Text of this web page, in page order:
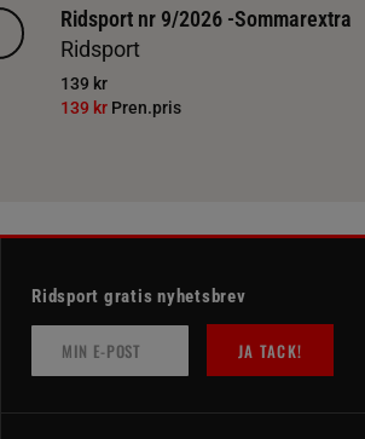
Ridsport nr 9/2026 -Sommarextra
Ridsport
139 kr
139 kr Pren.pris
Ridsport gratis nyhetsbrev
JA TACK!